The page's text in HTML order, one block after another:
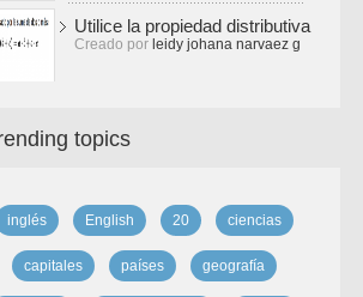
Utilice la propiedad distributiva
Creado por leidy johana narvaez g
topics
inglés English 20 ciencias
capitales países geografía